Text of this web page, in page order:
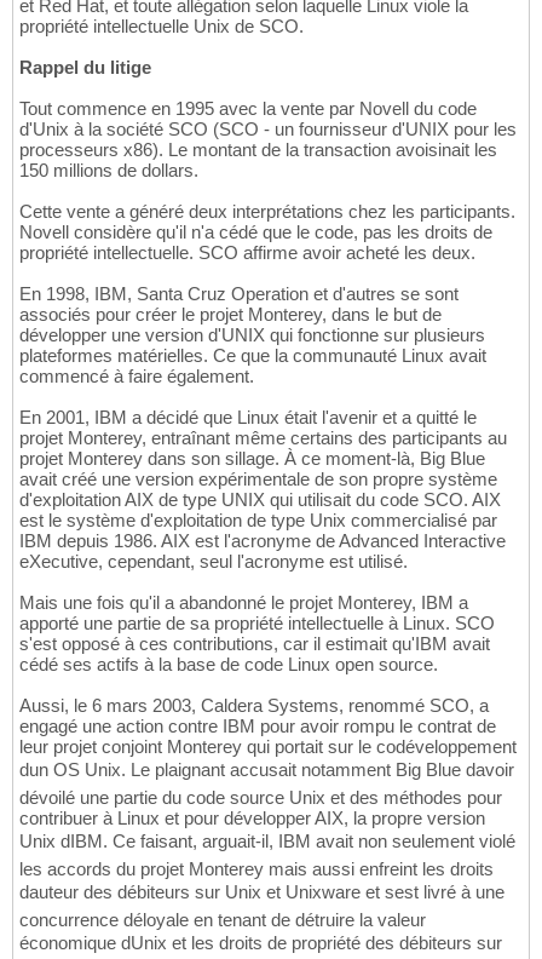
et Red Hat, et toute allégation selon laquelle Linux viole la
propriété intellectuelle Unix de SCO.
Rappel du litige
Tout commence en 1995 avec la vente par Novell du code
d'Unix à la société SCO (SCO - un fournisseur d'UNIX pour les
processeurs x86). Le montant de la transaction avoisinait les
150 millions de dollars.
Cette vente a généré deux interprétations chez les participants.
Novell considère qu'il n'a cédé que le code, pas les droits de
propriété intellectuelle. SCO affirme avoir acheté les deux.
En 1998, IBM, Santa Cruz Operation et d'autres se sont
associés pour créer le projet Monterey, dans le but de
développer une version d'UNIX qui fonctionne sur plusieurs
plateformes matérielles. Ce que la communauté Linux avait
commencé à faire également.
En 2001, IBM a décidé que Linux était l'avenir et a quitté le
projet Monterey, entraînant même certains des participants au
projet Monterey dans son sillage. À ce moment-là, Big Blue
avait créé une version expérimentale de son propre système
d'exploitation AIX de type UNIX qui utilisait du code SCO. AIX
est le système d'exploitation de type Unix commercialisé par
IBM depuis 1986. AIX est l'acronyme de Advanced Interactive
eXecutive, cependant, seul l'acronyme est utilisé.
Mais une fois qu'il a abandonné le projet Monterey, IBM a
apporté une partie de sa propriété intellectuelle à Linux. SCO
s'est opposé à ces contributions, car il estimait qu'IBM avait
cédé ses actifs à la base de code Linux open source.
Aussi, le 6 mars 2003, Caldera Systems, renommé SCO, a
engagé une action contre IBM pour avoir rompu le contrat de
leur projet conjoint Monterey qui portait sur le codéveloppement
dun OS Unix. Le plaignant accusait notamment Big Blue davoir
dévoilé une partie du code source Unix et des méthodes pour
contribuer à Linux et pour développer AIX, la propre version
Unix dIBM. Ce faisant, arguait-il, IBM avait non seulement violé
les accords du projet Monterey mais aussi enfreint les droits
dauteur des débiteurs sur Unix et Unixware et sest livré à une
concurrence déloyale en tenant de détruire la valeur
économique dUnix et les droits de propriété des débiteurs sur